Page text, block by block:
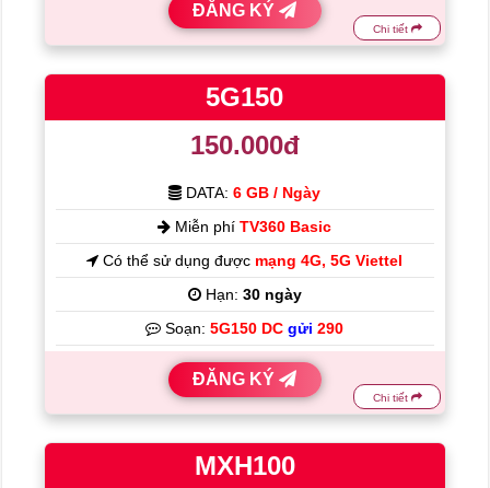
ĐĂNG KÝ
Chi tiết
5G150
150.000đ
DATA:6 GB / Ngày
Miễn phíTV360 Basic
Có thể sử dụng được mạng 4G, 5G Viettel
Hạn: 30 ngày
Soạn:5G150 DCgửi 290
ĐĂNG KÝ
Chi tiết
MXH100